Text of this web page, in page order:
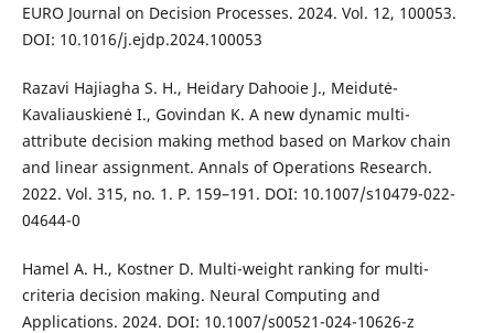
EURO Journal on Decision Processes. 2024. Vol. 12, 100053.
DOI: 10.1016/j.ejdp.2024.100053
Razavi Hajiagha S. H., Heidary Dahooie J., Meidutė-
Kavaliauskienė I., Govindan K. A new dynamic multi-
attribute decision making method based on Markov chain
and linear assignment. Annals of Operations Research.
2022. Vol. 315, no. 1. P. 159–191. DOI: 10.1007/s10479-022-
04644-0
Hamel A. H., Kostner D. Multi-weight ranking for multi-
criteria decision making. Neural Computing and
Applications. 2024. DOI: 10.1007/s00521-024-10626-z